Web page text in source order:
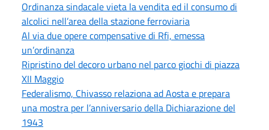
Ordinanza sindacale vieta la vendita ed il consumo di
alcolici nell’area della stazione ferroviaria
Al via due opere compensative di Rfi, emessa
un’ordinanza
Ripristino del decoro urbano nel parco giochi di piazza
XII Maggio
Federalismo, Chivasso relaziona ad Aosta e prepara
una mostra per l’anniversario della Dichiarazione del
1943